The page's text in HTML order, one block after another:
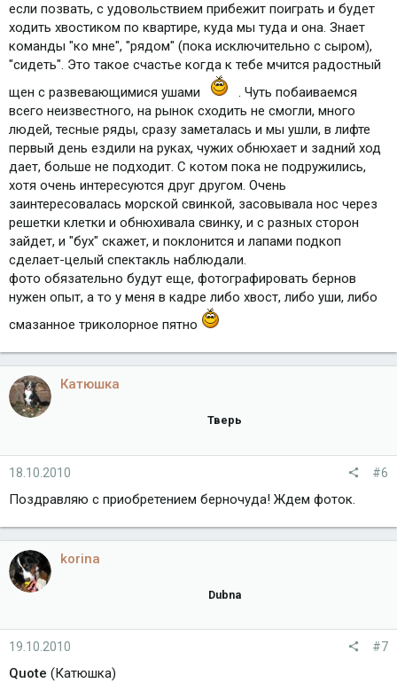
если позвать, с удовольствием прибежит поиграть и будет
ходить хвостиком по квартире, куда мы туда и она. Знает
команды "ко мне", "рядом" (пока исключительно с сыром),
"сидеть". Это такое счастье когда к тебе мчится радостный
щен с развевающимися ушами
. Чуть побаиваемся
всего неизвестного, на рынок сходить не смогли, много
людей, тесные ряды, сразу заметалась и мы ушли, в лифте
первый день ездили на руках, чужих обнюхает и задний ход
дает, больше не подходит. С котом пока не подружились,
хотя очень интересуются друг другом. Очень
заинтересовалась морской свинкой, засовывала нос через
решетки клетки и обнюхивала свинку, и с разных сторон
зайдет, и "бух" скажет, и поклонится и лапами подкоп
сделает-целый спектакль наблюдали.
фото обязательно будут еще, фотографировать бернов
нужен опыт, а то у меня в кадре либо хвост, либо уши, либо
смазанное триколорное пятно
Катюшка
Тверь
18.10.2010 #6
Поздравляю с приобретением берночуда! Ждем фоток.
korina
Dubna
19.10.2010 #7
Quote (Катюшка)